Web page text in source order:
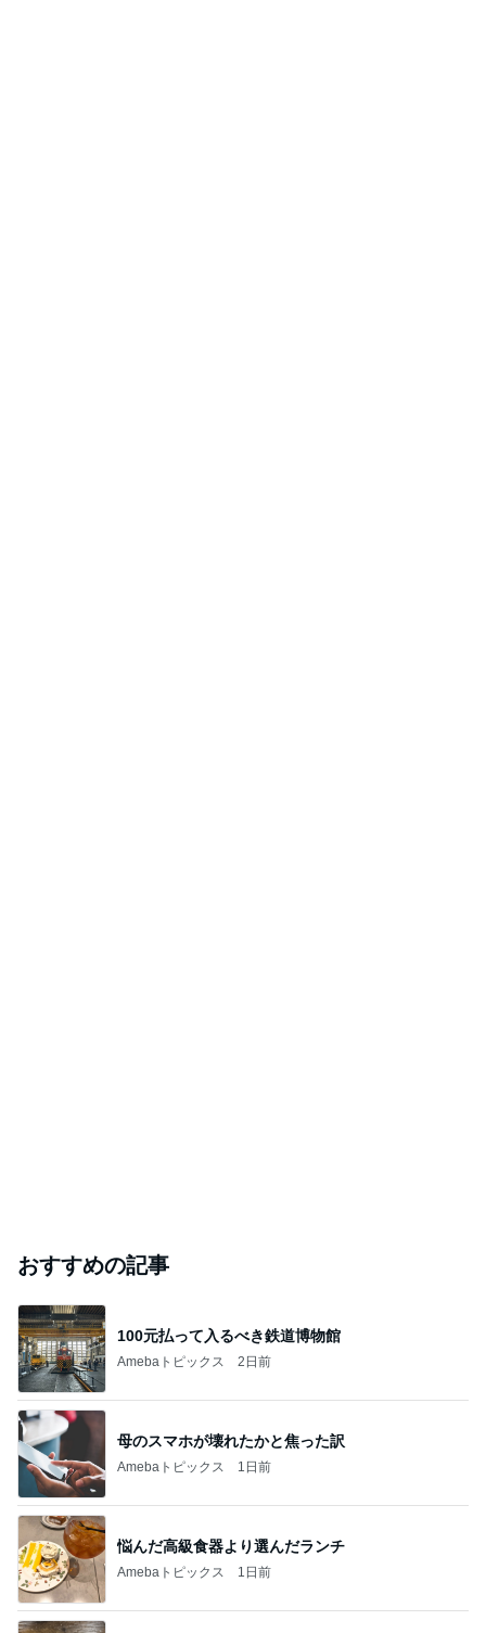
おすすめの記事
100元払って入るべき鉄道博物館
Amebaトピックス 2日前
母のスマホが壊れたかと焦った訳
Amebaトピックス 1日前
悩んだ高級食器より選んだランチ
Amebaトピックス 1日前